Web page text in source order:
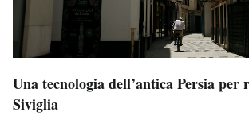
Una tecnologia dell’antica Persia per
Siviglia